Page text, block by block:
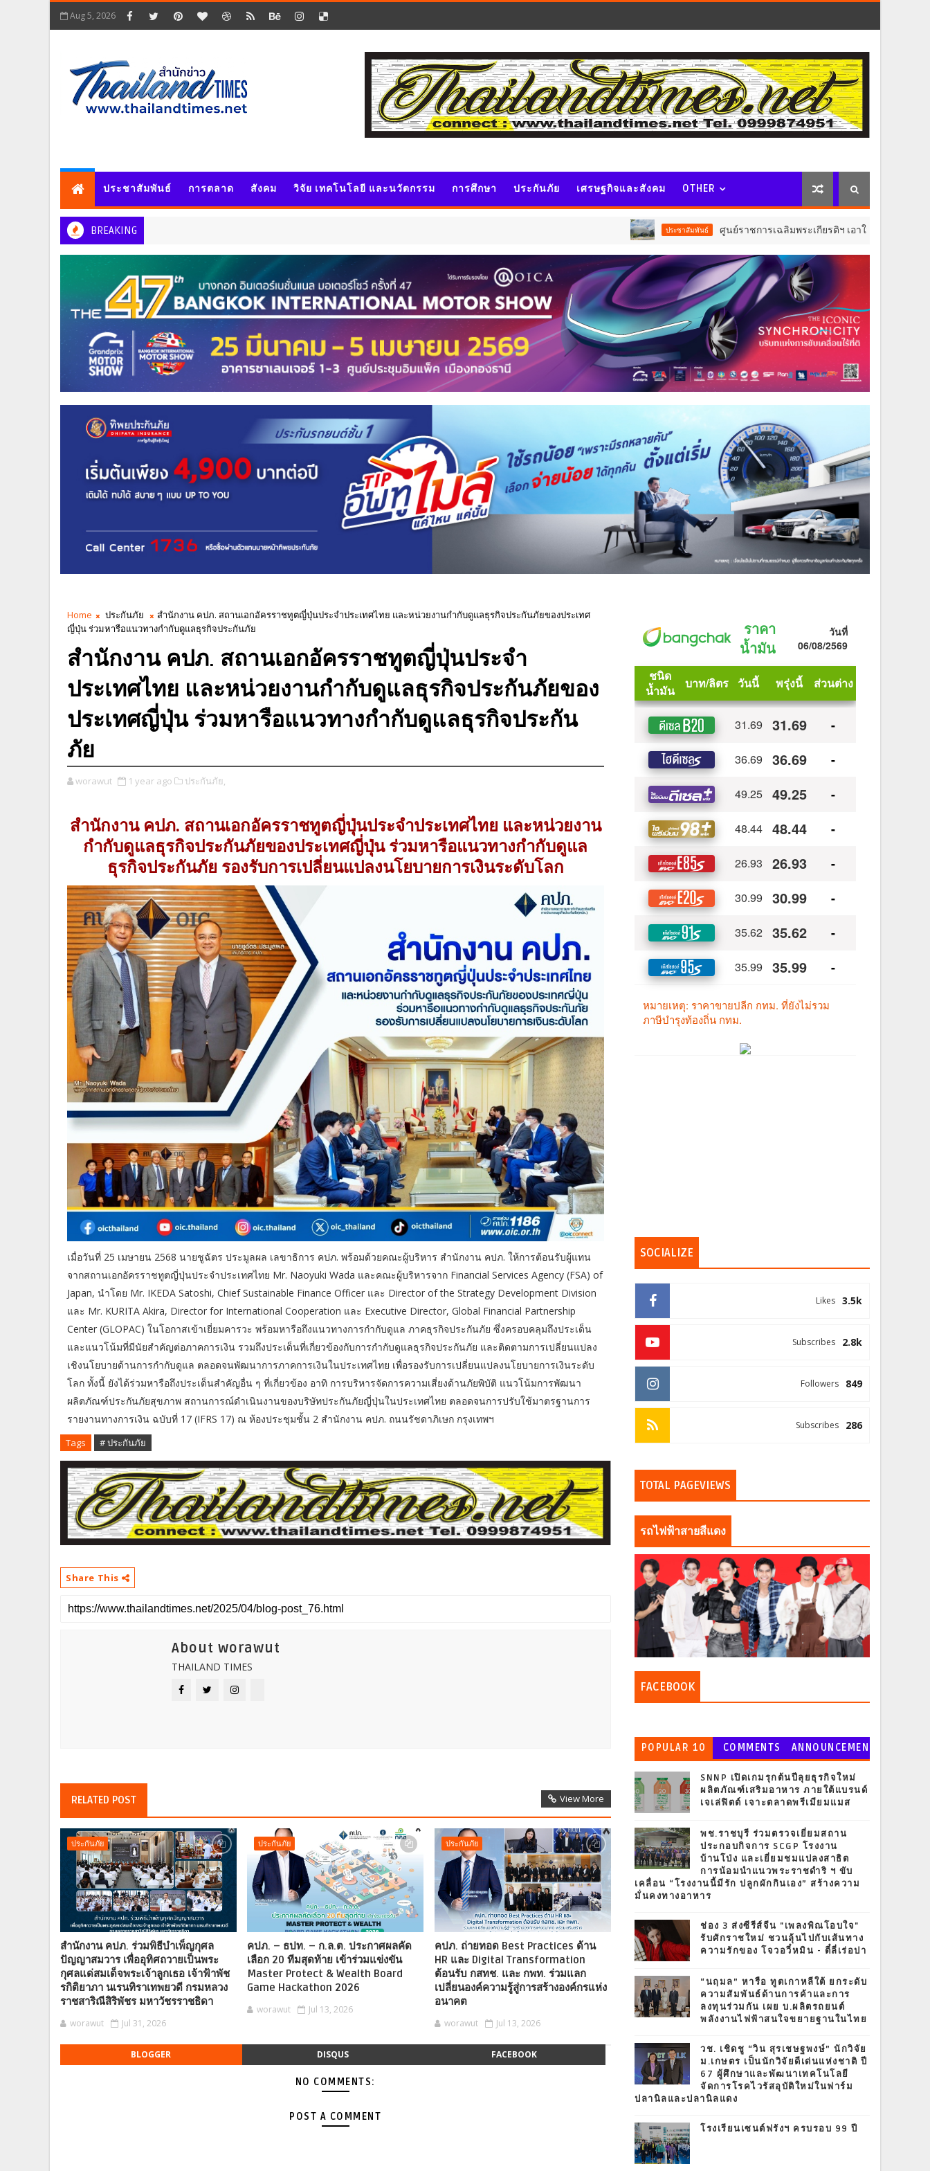
Aug 5, 2026
ประชาสัมพันธ์ การตลาด สังคม วิจัย เทคโนโลยี และนวัตกรรม การศึกษา ประกันภัย เศรษฐกิจและสังคม OTHER
BREAKING ประชาสัมพันธ์ ศูนย์ราชการเฉลิมพระเกียรติฯ เอาใจผู้มาใช้บริการอาคาร C ป
Home ประกันภัย
สำนักงาน คปภ. สถานเอกอัครราชทูตญี่ปุ่นประจำประเทศไทย และหน่วยงานกำกับดูแลธุรกิจประกันภัยของประเทศ
ญี่ปุ่น ร่วมหารือแนวทางกำกับดูแลธุรกิจประกันภัย
สำนักงาน คปภ. สถานเอกอัครราชทูตญี่ปุ่นประจำ
ประเทศไทย และหน่วยงานกำกับดูแลธุรกิจประกันภัยของ
ประเทศญี่ปุ่น ร่วมหารือแนวทางกำกับดูแลธุรกิจประกัน
ภัย
worawut 1 year ago ประกันภัย,
สำนักงาน คปภ. สถานเอกอัครราชทูตญี่ปุ่นประจำประเทศไทย และหน่วยงาน
กำกับดูแลธุรกิจประกันภัยของประเทศญี่ปุ่น ร่วมหารือแนวทางกำกับดูแล
ธุรกิจประกันภัย รองรับการเปลี่ยนแปลงนโยบายการเงินระดับโลก
เมื่อวันที่ 25 เมษายน 2568 นายชูฉัตร ประมูลผล เลขาธิการ คปภ. พร้อมด้วยคณะผู้บริหาร สำนักงาน คปภ. ให้การต้อนรับผู้แทน
จากสถานเอกอัครราชทูตญี่ปุ่นประจำประเทศไทย Mr. Naoyuki Wada และคณะผู้บริหารจาก Financial Services Agency (FSA) of
Japan, นำโดย Mr. IKEDA Satoshi, Chief Sustainable Finance Officer และ Director of the Strategy Development Division
และ Mr. KURITA Akira, Director for International Cooperation และ Executive Director, Global Financial Partnership
Center (GLOPAC) ในโอกาสเข้าเยี่ยมคารวะ พร้อมหารือถึงแนวทางการกำกับดูแล ภาคธุรกิจประกันภัย ซึ่งครอบคลุมถึงประเด็น
และแนวโน้มที่มีนัยสำคัญต่อภาคการเงิน รวมถึงประเด็นที่เกี่ยวข้องกับการกำกับดูแลธุรกิจประกันภัย และติดตามการเปลี่ยนแปลง
เชิงนโยบายด้านการกำกับดูแล ตลอดจนพัฒนาการภาคการเงินในประเทศไทย เพื่อรองรับการเปลี่ยนแปลงนโยบายการเงินระดับ
โลก ทั้งนี้ ยังได้ร่วมหารือถึงประเด็นสำคัญอื่น ๆ ที่เกี่ยวข้อง อาทิ การบริหารจัดการความเสี่ยงด้านภัยพิบัติ แนวโน้มการพัฒนา
ผลิตภัณฑ์ประกันภัยสุขภาพ สถานการณ์ดำเนินงานของบริษัทประกันภัยญี่ปุ่นในประเทศไทย ตลอดจนการปรับใช้มาตรฐานการ
รายงานทางการเงิน ฉบับที่ 17 (IFRS 17) ณ ห้องประชุมชั้น 2 สำนักงาน คปภ. ถนนรัชดาภิเษก กรุงเทพฯ
Tags # ประกันภัย
Share This
About worawut
THAILAND TIMES
RELATED POST View More
ประกันภัย
สำนักงาน คปภ. ร่วมพิธีบำเพ็ญกุศล
ปัญญาสมวาร เพื่ออุทิศถวายเป็นพระ
กุศลแด่สมเด็จพระเจ้าลูกเธอ เจ้าฟ้าพัช
รกิติยาภา นเรนทิราเทพยวดี กรมหลวง
ราชสาริณีสิริพัชร มหาวัชรราชธิดา
worawut Jul 31, 2026
ประกันภัย
คปภ. – ธปท. – ก.ล.ต. ประกาศผลคัด
เลือก 20 ทีมสุดท้าย เข้าร่วมแข่งขัน
Master Protect & Wealth Board
Game Hackathon 2026
worawut Jul 13, 2026
ประกันภัย
คปภ. ถ่ายทอด Best Practices ด้าน
HR และ Digital Transformation
ต้อนรับ กสทช. และ กพท. ร่วมแลก
เปลี่ยนองค์ความรู้สู่การสร้างองค์กรแห่ง
อนาคต
worawut Jul 13, 2026
BLOGGER DISQUS FACEBOOK
NO COMMENTS:
POST A COMMENT
SOCIALIZE
3.5k
Likes
2.8k
Subscribes
849
Followers
286
Subscribes
TOTAL PAGEVIEWS
รถไฟฟ้าสายสีแดง
FACEBOOK
POPULAR 10 COMMENTS
ANNOUNCEMEN
T
SNNP เปิดเกมรุกต้นปีลุยธุรกิจใหม่
ผลิตภัณฑ์เสริมอาหาร ภายใต้แบรนด์
เจเล่ฟิตต์ เจาะตลาดพรีเมียมแมส
พช.ราชบุรี ร่วมตรวจเยี่ยมสถาน
ประกอบกิจการ SCGP โรงงาน
บ้านโป่ง และเยี่ยมชมแปลงสาธิต
การน้อมนำแนวพระราชดำริ ฯ ขับ
เคลื่อน “โรงงานนี้มีรัก ปลูกผักกินเอง” สร้างความ
มั่นคงทางอาหาร
ช่อง 3 ส่งซีรีส์จีน "เพลงพิณโอบใจ"
รับศักราชใหม่ ชวนลุ้นไปกับเส้นทาง
ความรักของ โจวอวี๋หมิน - ตี๋ลี่เร่อปา
“นฤมล” หารือ ทูตเกาหลีใต้ ยกระดับ
ความสัมพันธ์ด้านการค้าและการ
ลงทุนร่วมกัน เผย บ.ผลิตรถยนต์
พลังงานไฟฟ้าสนใจขยายฐานในไทย
วช. เชิดชู “วิน สุรเชษฐพงษ์” นักวิจัย
ม.เกษตร เป็นนักวิจัยดีเด่นแห่งชาติ ปี
67 ผู้ศึกษาและพัฒนาเทคโนโลยี
จัดการโรคไวรัสอุบัติใหม่ในฟาร์ม
ปลานิลและปลานิลแดง
โรงเรียนเซนต์ฟรังฯ ครบรอบ 99 ปี